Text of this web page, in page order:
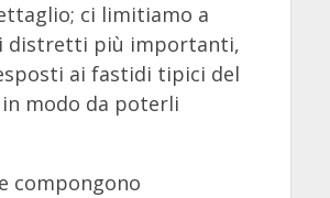
ci limitiamo a
distretti più importanti,
ai fastidi tipici del
modo da poterli
compongono